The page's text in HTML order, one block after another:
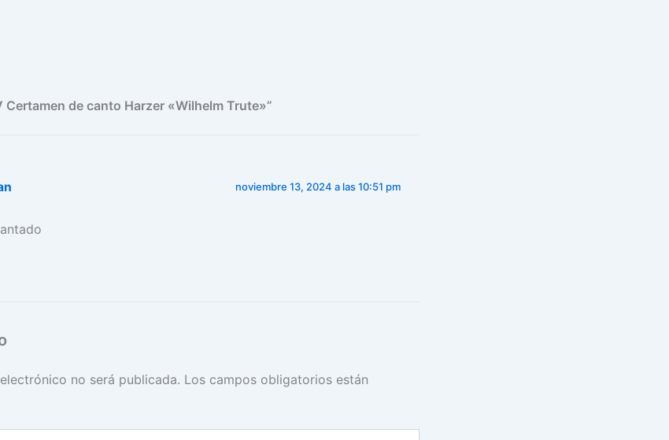
Certamen de canto Harzer «Wilhelm Trute»”
noviembre 13, 2024 a las 10:51 pm
no será publicada. Los campos obligatorios están